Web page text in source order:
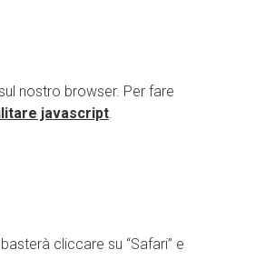
nostro browser. Per fare
javascript.
cliccare su “Safari” e